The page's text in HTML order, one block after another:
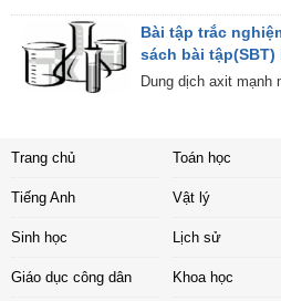
Bài tập trắc
sách bài tập(SBT)
Dung dịch axit mạnh
Trang chủ Toán học
Tiếng Anh Vật lý
Sinh học Lịch sử
Giáo dục công dân Khoa học